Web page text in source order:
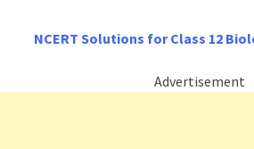
NCERT Solutions for Class 12
Advertisement